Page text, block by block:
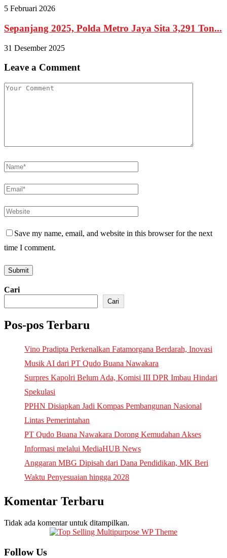
5 Februari 2026
Sepanjang 2025, Polda Metro Jaya Sita 3,291 Ton...
31 Desember 2025
Leave a Comment
Save my name, email, and website in this browser for the next
time I comment.
Cari
Cari
Pos-pos Terbaru
Vino Pradipta Perkenalkan Fatamorgana Berdarah, Inovasi
Musik AI dari PT Qudo Buana Nawakara
Surpres Kapolri Belum Ada, Komisi III DPR Imbau Hindari
Spekulasi
PPHN Disiapkan Jadi Kompas Pembangunan Nasional
Lintas Pemerintahan
PT Qudo Buana Nawakara Dorong Kemudahan Akses
Informasi melalui MediaHUB News
Anggaran MBG Dipisah dari Dana Pendidikan, MK Beri
Waktu Penyesuaian hingga 2028
Komentar Terbaru
Tidak ada komentar untuk ditampilkan.
Follow Us